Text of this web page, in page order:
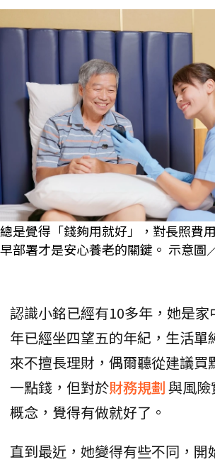
總是覺得「錢夠用就好」，對長照費
早部署才是安心養老的關鍵。 示意
認識小銘已經有10多年，她是家
年已經坐四望五的年紀，生活單
來不擅長理財，偶爾聽從建議買
一點錢，但對於財務規劃與風險
概念，覺得有做就好了。
直到最近，她變得有些不同，開